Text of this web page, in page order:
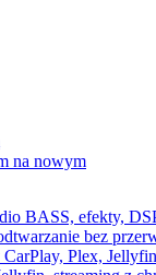
BASS, efekty,
bez
Plex,
na nowym